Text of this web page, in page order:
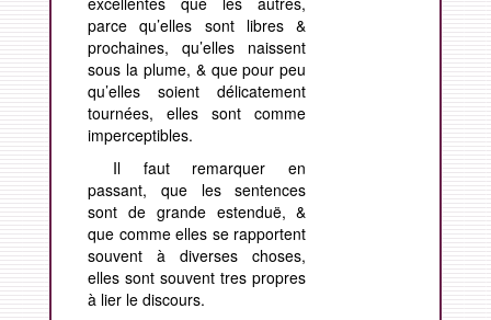
parce qu’elles sont libres &
prochaines, qu’elles naissent
sous la plume, & que pour peu
qu’elles soient délicatement
tournées, elles sont comme
imperceptibles.
Il faut remarquer en
passant, que les sentences
sont de grande estenduë, &
que comme elles se rapportent
souvent à diverses choses,
elles sont souvent tres propres
à lier le discours.